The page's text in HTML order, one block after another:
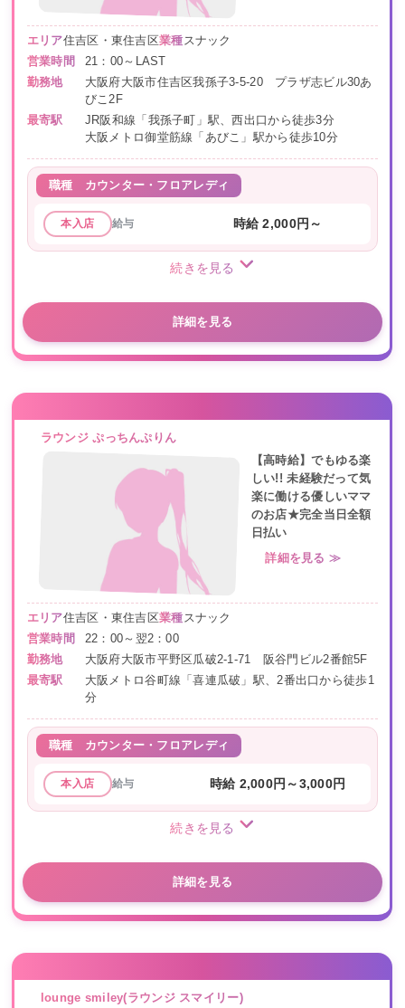
エリア住吉区・東住吉区業種スナック
営業時間
21：00～LAST
勤務地
大阪府大阪市住吉区我孫子3-5-20 プラザ志ビル30あ
びこ2F
最寄駅
JR阪和線「我孫子町」駅、西出口から徒歩3分
大阪メトロ御堂筋線「あびこ」駅から徒歩10分
職種 カウンター・フロアレディ
本入店 給与 時給 2,000円～
続きを見る
詳細を見る
ラウンジ ぷっちんぷりん
【高時給】でもゆる楽
しい!! 未経験だって気
楽に働ける優しいママ
のお店★完全当日全額
日払い
詳細を見る ≫
エリア住吉区・東住吉区業種 スナック
営業時間
22：00～翌2：00
勤務地
大阪府大阪市平野区瓜破2-1-71 阪谷門ビル2番館5F
最寄駅
大阪メトロ谷町線「喜連瓜破」駅、2番出口から徒歩1
分
職種 カウンター・フロアレディ
本入店 給与 時給 2,000円～3,000円
続きを見る
詳細を見る
lounge smiley(ラウンジ スマイリー)